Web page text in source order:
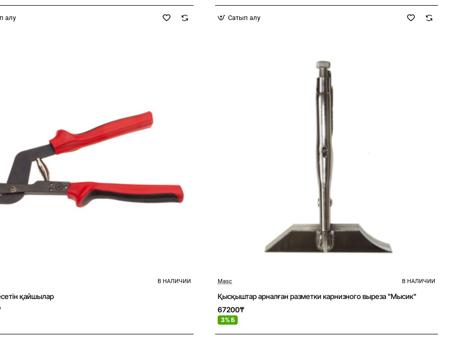
алу Сатып алу
Новое
В НАЛИЧИИ
қайшылар
Новое
Masc В НАЛИЧИИ
Қысқыштар арналған разметки карнизного выреза "Мысик"
67200₸
3% Б